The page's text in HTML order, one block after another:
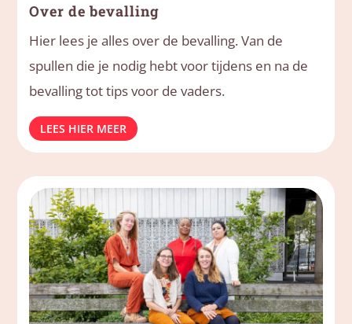
Over de bevalling
Hier lees je alles over de bevalling. Van de
spullen die je nodig hebt voor tijdens en na de
bevalling tot tips voor de vaders.
LEES HIER MEER